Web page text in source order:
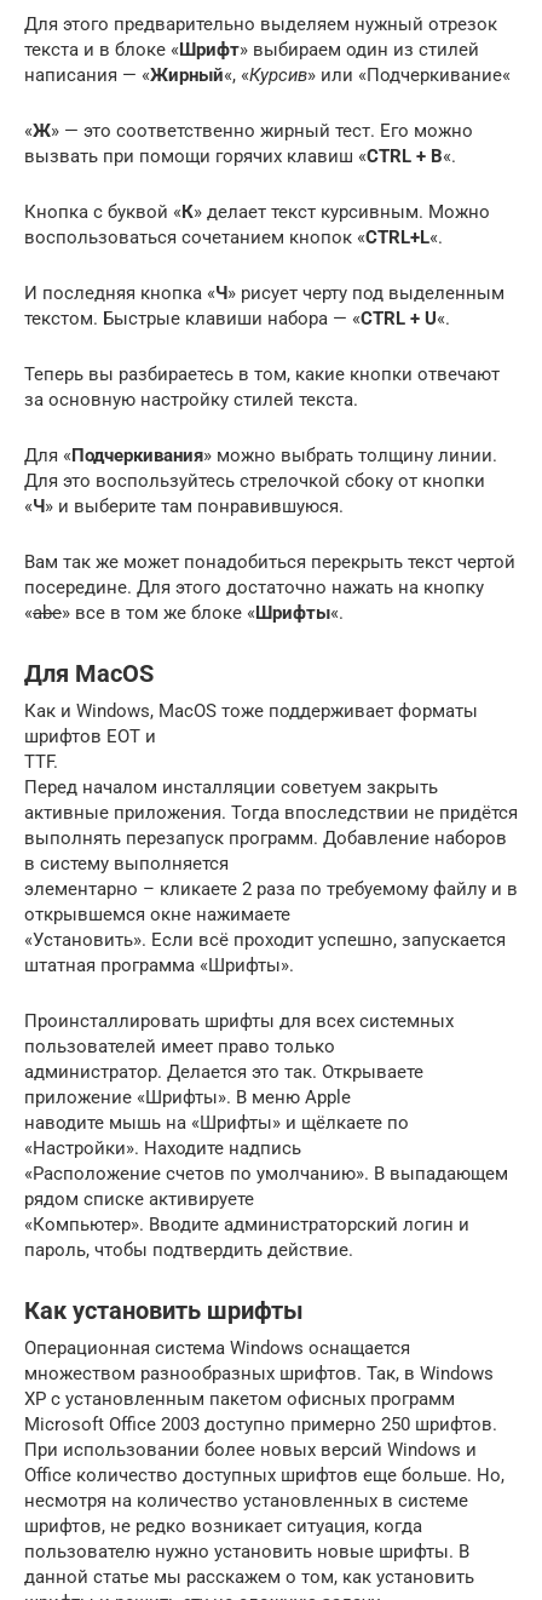
Для этого предварительно выделяем нужный отрезок
текста и в блоке «Шрифт» выбираем один из стилей
написания — «Жирный«, «Курсив» или «Подчеркивание«
«Ж» — это соответственно жирный тест. Его можно
вызвать при помощи горячих клавиш «CTRL + B«.
Кнопка с буквой «К» делает текст курсивным. Можно
воспользоваться сочетанием кнопок «CTRL+L«.
И последняя кнопка «Ч» рисует черту под выделенным
текстом. Быстрые клавиши набора — «CTRL + U«.
Теперь вы разбираетесь в том, какие кнопки отвечают
за основную настройку стилей текста.
Для «Подчеркивания» можно выбрать толщину линии.
Для это воспользуйтесь стрелочкой сбоку от кнопки
«Ч» и выберите там понравившуюся.
Вам так же может понадобиться перекрыть текст чертой
посередине. Для этого достаточно нажать на кнопку
«abe» все в том же блоке «Шрифты«.
Для MacOS
Как и Windows, MacOS тоже поддерживает форматы
шрифтов EOT и
TTF.
Перед началом инсталляции советуем закрыть
активные приложения. Тогда впоследствии не придётся
выполнять перезапуск программ. Добавление наборов
в систему выполняется
элементарно – кликаете 2 раза по требуемому файлу и в
открывшемся окне нажимаете
«Установить». Если всё проходит успешно, запускается
штатная программа «Шрифты».
Проинсталлировать шрифты для всех системных
пользователей имеет право только
администратор. Делается это так. Открываете
приложение «Шрифты». В меню Apple
наводите мышь на «Шрифты» и щёлкаете по
«Настройки». Находите надпись
«Расположение счетов по умолчанию». В выпадающем
рядом списке активируете
«Компьютер». Вводите администраторский логин и
пароль, чтобы подтвердить действие.
Как установить шрифты
Операционная система Windows оснащается
множеством разнообразных шрифтов. Так, в Windows
XP c установленным пакетом офисных программ
Microsoft Office 2003 доступно примерно 250 шрифтов.
При использовании более новых версий Windows и
Office количество доступных шрифтов еще больше. Но,
несмотря на количество установленных в системе
шрифтов, не редко возникает ситуация, когда
пользователю нужно установить новые шрифты. В
данной статье мы расскажем о том, как установить